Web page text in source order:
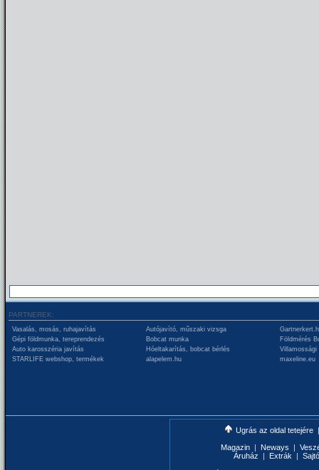
PARTNEREK:
Vasalás, mosás, ruhajavítás Autójavító, műszaki vizsga
Gépi földmunka, tereprendezés
Bobcat munka
Földmérés
Auto karosszéria javítás
Hóeltakarítás, bobcat bérlés
Villamossági
STARLIFE webshop, termékek
alapelem.hu maxeline.eu
Ugrás az oldal tetejére
|
Magazin | Neways |
Áruház
| Extrák |